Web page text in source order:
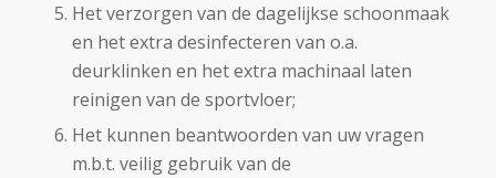
Het verzorgen van de dagelijkse schoonmaak
en het extra desinfecteren van o.a.
deurklinken en het extra machinaal laten
reinigen van de sportvloer;
Het kunnen beantwoorden van uw vragen
m.b.t. veilig gebruik van de